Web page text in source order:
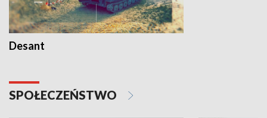
Desant
SPOŁECZEŃSTWO